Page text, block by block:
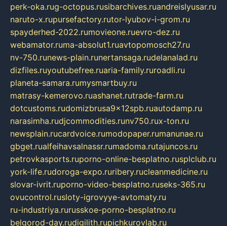
perk-oka.rug-octopus.rusibarchives.ruandreislyusar.ru
naruto-x.rupursefactory.rutor-lyubov-i-grom.ru
spayderhed-2022.rumovieone.ruevro-dez.ru
webamator.ruma-absolut1.ruavtopomosch27.ru
nv-750.runews-plain.runertansaga.rudelanalad.ru
dizfiles.ruyoutubefree.ruaria-family.ruroadli.ru
planeta-samara.rumysmartbuy.ru
matrasy-kemerovo.ruashanet.rutrade-farm.ru
dotcustoms.rudomizbrusa9x12spb.ruautodamp.ru
narasimha.rudjcommodities.runv750.rux-ton.ru
newsplain.rucardvoice.rumodopaper.rumanunae.ru
gbget.rualfeihavsalnassr.rumadoma.rutajuncos.ru
petrovkasports.ruporno-online-besplatno.rusplclub.ru
york-life.rudoroga-expo.ruribery.rucleanmedicine.ru
slovar-ivrit.ruporno-video-besplatno.ruseks-365.ru
ovucontrol.rusloty-igrovyye-avtomaty.ru
ru-industriya.rurusskoe-porno-besplatno.ru
belgorod-day.rudigilith.rupichkurovlab.ru